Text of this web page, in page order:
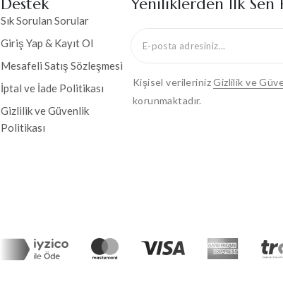
Sık Sorulan Sorular
Giriş Yap & Kayıt Ol
Mesafeli Satış Sözleşmesi
İptal ve İade Politikası
Gizlilik ve Güvenlik
Politikası
Kişisel verilerinizGizlilik ve
korunmaktadır.